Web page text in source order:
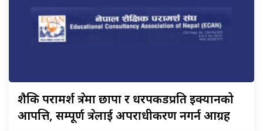
शैक्षिकपरामर्श क्षेत्रमा छापा र धरपकडप्रति इक्यानको
आपत्ति, सम्पूर्ण क्षेत्रलाई अपराधीकरण नगर्न आग्रह